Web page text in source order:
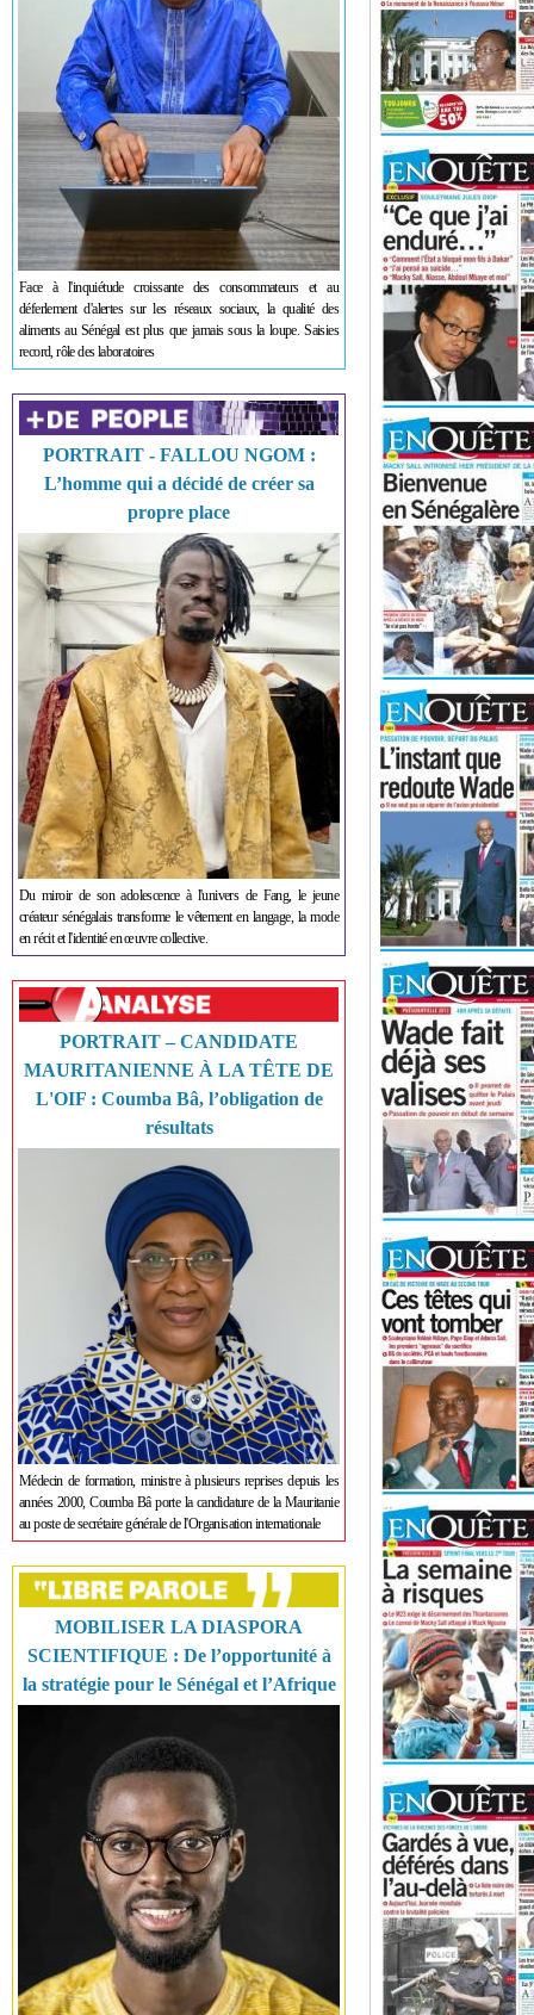
Face à l'inquiétude croissante des consommateurs et au
déferlement d'alertes sur les réseaux sociaux, la qualité des
aliments au Sénégal est plus que jamais sous la loupe. Saisies
record, rôle des laboratoires
PORTRAIT - FALLOU NGOM :
L’homme qui a décidé de créer sa
propre place
Du miroir de son adolescence à l'univers de Fang, le jeune
créateur sénégalais transforme le vêtement en langage, la mode
en récit et l'identité en œuvre collective.
PORTRAIT – CANDIDATE
MAURITANIENNE À LA TÊTE DE
L'OIF : Coumba Bâ, l’obligation de
résultats
Médecin de formation, ministre à plusieurs reprises depuis les
années 2000, Coumba Bâ porte la candidature de la Mauritanie
au poste de secrétaire générale de l'Organisation internationale
MOBILISER LA DIASPORA
SCIENTIFIQUE : De l’opportunité à
la stratégie pour le Sénégal et l’Afrique